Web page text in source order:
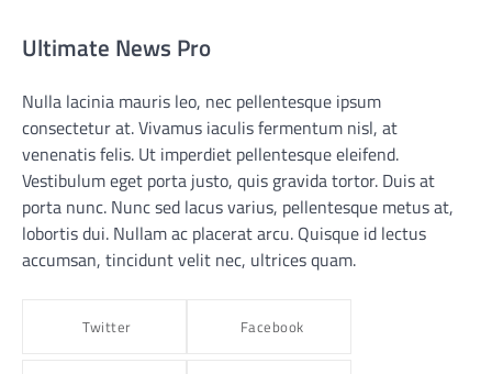
Ultimate News Pro
Nulla lacinia mauris leo, nec pellentesque ipsum
consectetur at. Vivamus iaculis fermentum nisl, at
venenatis felis. Ut imperdiet pellentesque eleifend.
Vestibulum eget porta justo, quis gravida tortor. Duis at
porta nunc. Nunc sed lacus varius, pellentesque metus at,
lobortis dui. Nullam ac placerat arcu. Quisque id lectus
accumsan, tincidunt velit nec, ultrices quam.
Twitter Facebook